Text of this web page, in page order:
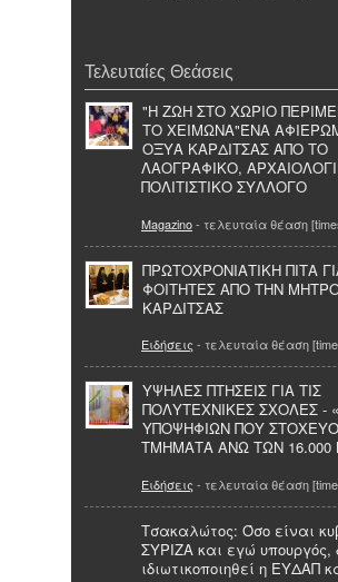
Τελευταίες Θεάσεις
"Η ΖΩΗ ΣΤΟ ΧΩΡΙΟ
ΤΟ ΧΕΙΜΩΝΑ"ΈΝΑ
ΟΞΥΑ ΚΑΡΔΙΤΣΑΣ ΑΠΟ ΤΟ
ΛΑΟΓΡΑΦΙΚΟ,
ΠΟΛΙΤΙΣΤΙΚΟ ΣΥΛΛΟΓΟ
Magazino- τελευταία θέαση
ΠΡΩΤΟΧΡΟΝΙΑΤΙΚΗ ΠΙΤΑ
ΦΟΙΤΗΤΕΣ ΑΠΟ ΤΗΝ
ΚΑΡΔΙΤΣΑΣ
Ειδήσεις - τελευταία θέαση
ΥΨΗΛΕΣ ΠΤΗΣΕΙΣ ΓΙΑ ΤΙΣ
ΠΟΛΥΤΕΧΝΙΚΕΣ ΣΧΟΛΕΣ -
ΥΠΟΨΗΦΙΩΝ ΠΟΥ
ΤΜΗΜΑΤΑ ΑΝΩ ΤΩΝ 16.000
Ειδήσεις - τελευταία θέαση
Τσακαλώτος: Όσο είναι
ΣΥΡΙΖΑ και εγώ υπουργός,
ιδιωτικοποιηθεί η ΕΥΔΑΠ